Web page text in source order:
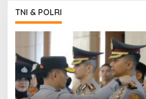
TNI & POLRI